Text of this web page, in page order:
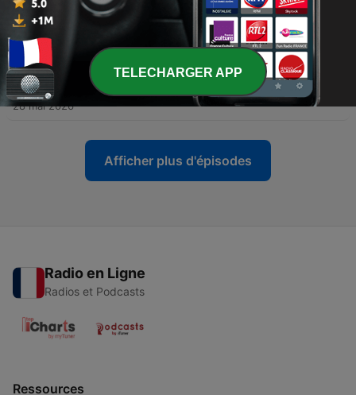
500 - Mort de Lyhanna : un dysfonctionnement
structurel de la justice ?
11 juin 2026
499 - Présidentielle 2027 : les politiques en ordre de
bataille
28 mai 2026
Afficher plus d'épisodes
Radio en Ligne
Radios et Podcasts
Ressources
TELECHARGER APP